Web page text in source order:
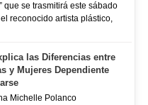
que se trasmitirá este sábado
reconocido artista plástico,
las Diferencias entre
y Mujeres Dependiente
Michelle Polanco